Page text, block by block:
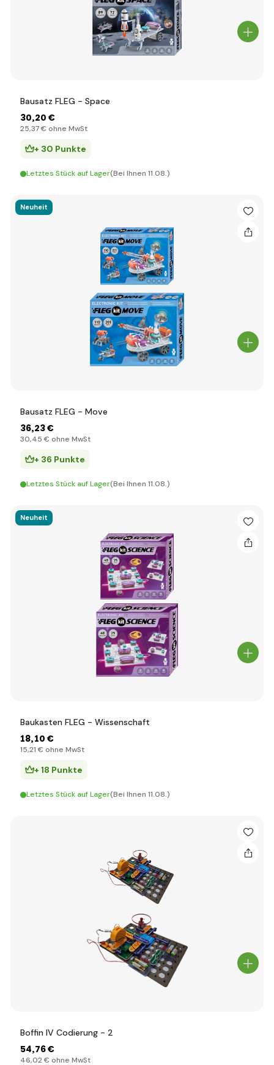
Bausatz FLEG - Space
30,20 €
25,37 € ohne MwSt
+ 30 Punkte
Letztes Stück auf Lager(Bei Ihnen 11.08.)
Neuheit
Bausatz FLEG - Move
36,23 €
30,45 € ohne MwSt
+ 36 Punkte
Letztes Stück auf Lager(Bei Ihnen 11.08.)
Neuheit
Baukasten FLEG - Wissenschaft
18,10 €
15,21 € ohne MwSt
+ 18 Punkte
Letztes Stück auf Lager(Bei Ihnen 11.08.)
Boffin IV Codierung - 2
54,76 €
46,02 € ohne MwSt